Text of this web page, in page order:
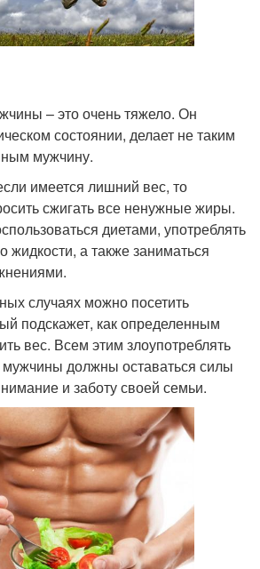
– это очень тяжело. Он
состоянии, делает не таким
мужчину.
имеется лишний вес, то
сжигать все ненужные жиры.
диетами, употреблять
жидкости, а также заниматься
случаях можно посетить
подскажет, как определенным
вес. Всем этим злоупотреблять
мужчины должны оставаться силы
и заботу своей семьи.